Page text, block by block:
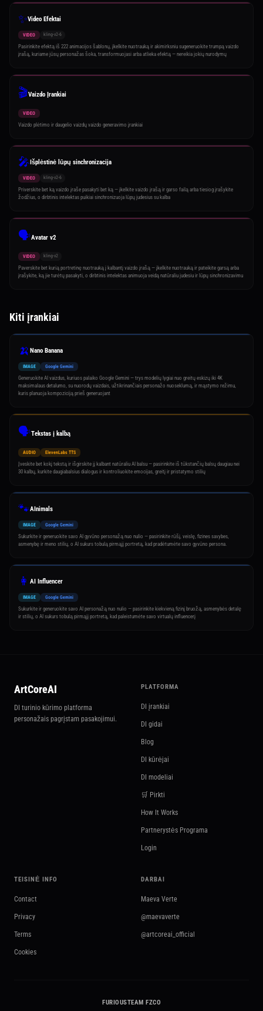
✨Video Efektai
VIDEO kling-v2-6
Pasirinkite efektą iš 222 animacijos šablonų, įkelkite nuotrauką ir akimirksniu sugeneruokite trumpą vaizdo
įrašą, kuriame jūsų personažas šoka, transformuojasi arba atlieka efektą — nereikia jokių nurodymų
🎬Vaizdo Įrankiai
VIDEO
Vaizdo plėtimo ir daugelio vaizdų vaizdo generavimo įrankiai
🎤Išplėstinė lūpų sinchronizacija
VIDEO kling-v2-6
Priverskite bet ką vaizdo įraše pasakyti bet ką — įkelkite vaizdo įrašą ir garso failą arba tiesiog įrašykite
žodžius, o dirbtinis intelektas puikiai sinchronizuoja lūpų judesius su kalba
🗣️Avatar v2
VIDEO kling-v2
Paverskite bet kurią portretinę nuotrauką į kalbantį vaizdo įrašą — įkelkite nuotrauką ir pateikite garsą arba
įrašykite, ką jie turėtų pasakyti, o dirbtinis intelektas animuoja veidą natūraliu judesiu ir lūpų sinchronizavimu
Kiti įrankiai
🍌 Nano Banana
IMAGE Google Gemini
Generuokite AI vaizdus, kuriuos palaiko Google Gemini — trys modelių lygiai nuo greitų eskizų iki 4K
maksimalaus detalumo, su nuorodų vaizdais, užtikrinančiais personažo nuoseklumą, ir mąstymo režimu,
kuris planuoja kompoziciją prieš generuojant
🗣️Tekstas į kalbą
AUDIO ElevenLabs TTS
Įveskite bet kokį tekstą ir išgirskite jį kalbant natūraliu AI balsu — pasirinkite iš tūkstančių balsų daugiau nei
30 kalbų, kurkite daugiabalsius dialogus ir kontroliuokite emocijas, greitį ir pristatymo stilių
🐾AInimals
IMAGE Google Gemini
Sukurkite ir generuokite savo AI gyvūno personažą nuo nulio — pasirinkite rūšį, veislę, fizines savybes,
asmenybę ir meno stilių, o AI sukurs tobulą pirmąjį portretą, kad pradėtumėte savo gyvūno persona.
👩 AI Influencer
IMAGE Google Gemini
Sukurkite ir generuokite savo AI personažą nuo nulio — pasirinkite kiekvieną fizinį bruožą, asmenybės detalę
ir stilių, o AI sukurs tobulą pirmąjį portretą, kad paleistumėte savo virtualų influencerį
ArtCoreAI
DI turinio kūrimo platforma
personažais pagrįstam pasakojimui.
PLATFORMA
DI įrankiai
DI gidai
Blog
DI kūrėjai
DI modeliai
🛒 Pirkti
How It Works
Partnerystės Programa
Login
TEISINĖ INFO
Contact
Privacy
Terms
Cookies
DARBAI
Maeva Verte
@maevaverte
@artcoreai_official
FURIOUSTEAM FZCO